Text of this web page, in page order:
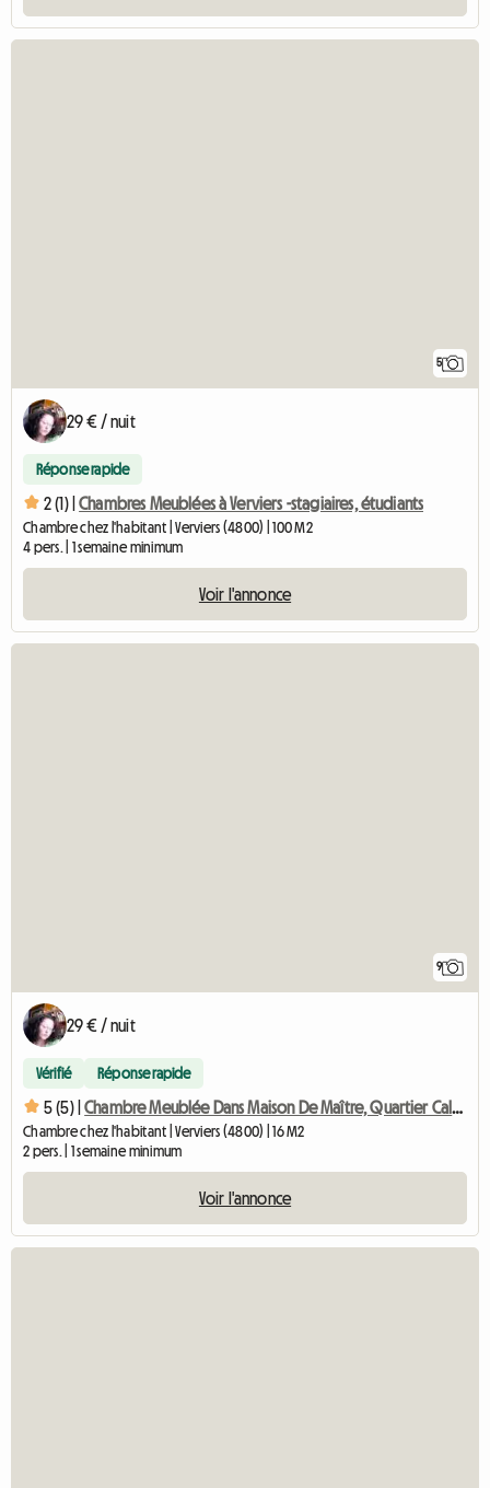
5
29 € / nuit
Réponse rapide
2 (1) | Chambres Meublées à Verviers -stagiaires, étudiants
Chambre chez l'habitant | Verviers (4800) | 100 M2
4 pers. | 1 semaine minimum
Voir l'annonce
9
29 € / nuit
Vérifié Réponse rapide
5 (5) | Chambre Meublée Dans Maison De Maître, Quartier Calme à Verv
Chambre chez l'habitant | Verviers (4800) | 16 M2
2 pers. | 1 semaine minimum
Voir l'annonce